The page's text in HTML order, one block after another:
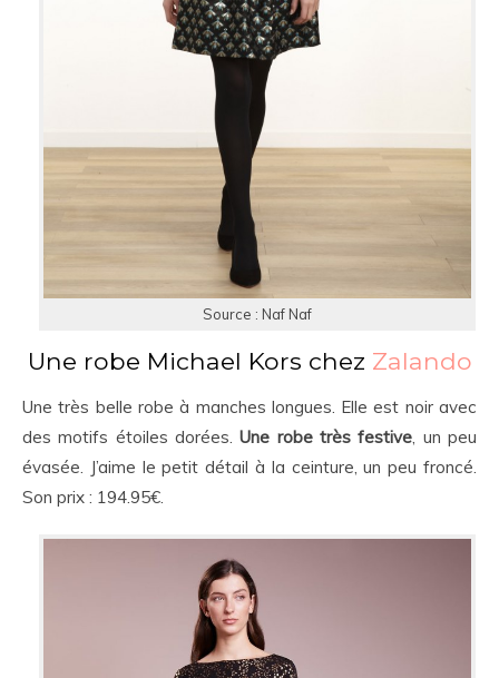
Source : Naf Naf
Une robe Michael Kors chez Zalando
Une très belle robe à manches longues. Elle est noir avec
des motifs étoiles dorées.Une robe très festive, un peu
évasée. J’aime le petit détail à la ceinture, un peu froncé.
Son prix : 194.95€.